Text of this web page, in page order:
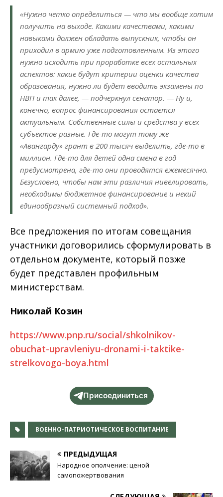
«Нужно четко определиться — что мы вообще хотим
получить на выходе. Какими качествами, какими
навыками должен обладать выпускник, чтобы он
приходил в армию уже подготовленным. Из этого
нужно исходить при проработке всех остальных
аспектов: какие будут критерии оценки качества
образования, нужно ли будет вводить экзамены по
НВП и так далее, — подчеркнул сенатор. — Ну и,
конечно, вопрос финансирования остается
актуальным. Собственные силы и средства у всех
субъектов разные. Где-то могут тому же
«Авангарду» грант в 200 тысяч выделить, где-то в
миллион. Где-то для детей одна смена в год
предусмотрена, где-то они проводятся ежемесячно.
Безусловно, чтобы нам эти различия нивелировать,
необходимы бюджетное финансирование и некий
единообразный системный подход».
Все предложения по итогам совещания
участники договорились сформулировать в
отдельном документе, который позже
будет представлен профильным
министерствам.
Николай Козин
https://www.pnp.ru/social/shkolnikov-
obuchat-upravleniyu-dronami-i-taktike-
strelkovogo-boya.html
Присоединиться
ВОЕННО-ПАТРИОТИЧЕСКОЕ ВОСПИТАНИЕ
ПРЕДЫДУЩАЯ
Народное ополчение: ценой
самопожертвования